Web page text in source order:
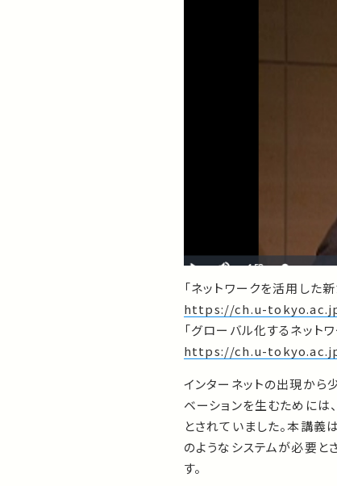
「ネットワークを活用し
https://ch.u-
「グローバル化するネット
https://ch.u-
インターネットの出現から
ベーションを生むためには
とされていました。本講
のようなシステムが必要と
す。